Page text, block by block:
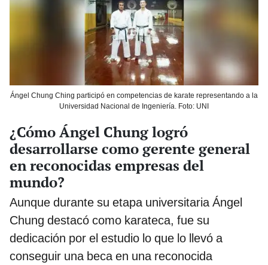
Ángel Chung Ching participó en competencias de karate representando a la
Universidad Nacional de Ingeniería. Foto: UNI
¿Cómo Ángel Chung logró
desarrollarse como gerente general
en reconocidas empresas del
mundo?
Aunque durante su etapa universitaria Ángel
Chung destacó como karateca, fue su
dedicación por el estudio lo que lo llevó a
conseguir una beca en una reconocida